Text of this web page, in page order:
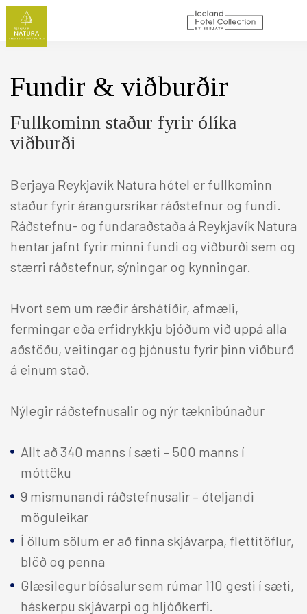
Fundir & viðburðir
Fullkominn staður fyrir ólíka
viðburði
Berjaya Reykjavík Natura hótel er fullkominn
staður fyrir árangursríkar ráðstefnur og fundi.
Ráðstefnu- og fundaraðstaða á Reykjavík Natura
hentar jafnt fyrir minni fundi og viðburði sem og
stærri ráðstefnur, sýningar og kynningar.
Hvort sem um ræðir árshátíðir, afmæli,
fermingar eða erfidrykkju bjóðum við uppá alla
aðstöðu, veitingar og þjónustu fyrir þinn viðburð
á einum stað.
Nýlegir ráðstefnusalir og nýr tæknibúnaður
Allt að 340 manns í sæti – 500 manns í
móttöku
9 mismunandi ráðstefnusalir – óteljandi
möguleikar
Í öllum sölum er að finna skjávarpa, flettitöflur,
blöð og penna
Glæsilegur bíósalur sem rúmar 110 gesti í sæti,
háskerpu skjávarpi og hljóðkerfi.